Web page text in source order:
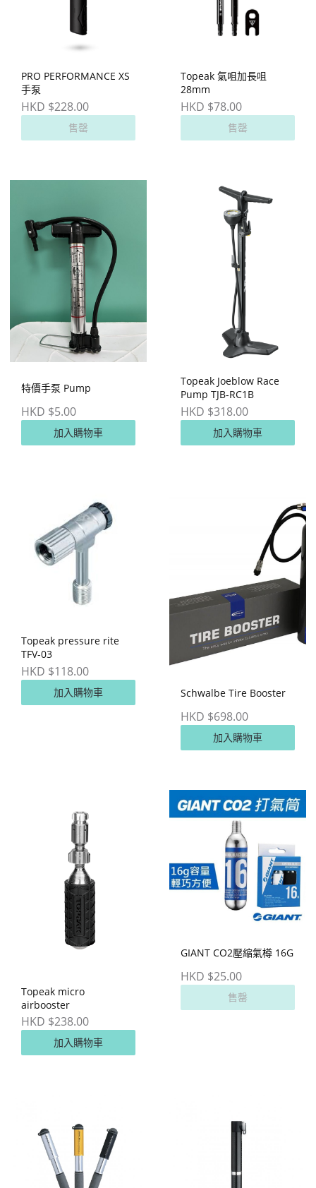
PRO PERFORMANCE XS
手泵
HKD $228.00
售罄
Topeak 氣咀加長咀
28mm
HKD $78.00
售罄
特價手泵 Pump
HKD $5.00
加入購物車
Topeak Joeblow Race
Pump TJB-RC1B
HKD $318.00
加入購物車
Topeak pressure rite
TFV-03
HKD $118.00
加入購物車 Schwalbe Tire Booster
HKD $698.00
加入購物車
Topeak micro
airbooster
HKD $238.00
加入購物車
GIANT CO2壓縮氣樽 16G
HKD $25.00
售罄